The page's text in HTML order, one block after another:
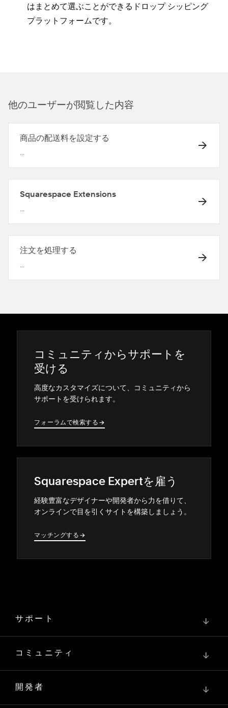
はまとめて選ぶことができるドロ⁠ップ シ⁠ッピング
プラ⁠ットフ⁠ォ⁠ームです⁠。
他のユ⁠ーザ⁠ーが閲覧した内容
商品の配送料を設定する
...
Squarespace Extensions
...
注文を処理する
...
コミ⁠ュニテ⁠ィからサポ⁠ートを
受ける
高度なカスタマイズについて⁠、コミ⁠ュニテ⁠ィから
サポ⁠ートを受けられます⁠。
フ⁠ォ⁠ーラムで検索する →
→
Squarespace Expertを雇う
経験豊富なデザイナ⁠ーや開発者から力を借りて⁠、
オンラインで目を引くサイトを構築しまし⁠ょう⁠。
マ⁠ッチングする →
→
サポート ↓
コミュニティ ↓
開発者 ↓